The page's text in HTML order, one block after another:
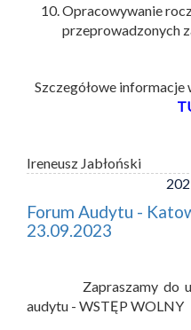
Opracowywanie
przeprowadzonych
Szczegółowe
Ireneusz Jabłoński
Forum Audytu -
23.09.2023
Zapraszamy do
audytu - WSTĘP WOLNY